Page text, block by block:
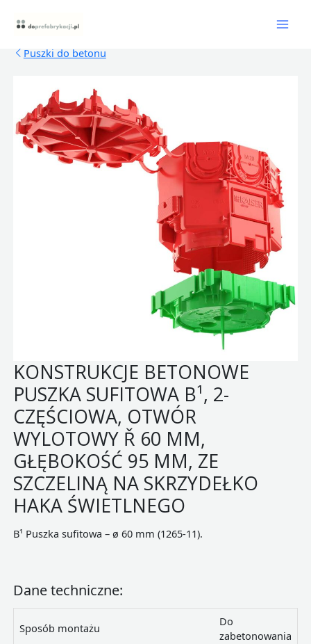
Puszki do betonu
KONSTRUKCJE BETONOWE
PUSZKA SUFITOWA B¹, 2-
CZĘŚCIOWA, OTWÓR
WYLOTOWY Ř 60 MM,
GŁĘBOKOŚĆ 95 MM, ZE
SZCZELINĄ NA SKRZYDEŁKO
HAKA ŚWIETLNEGO
B¹ Puszka sufitowa – ø 60 mm (1265-11).
Dane techniczne:
Sposób montażu
Do
zabetonowania